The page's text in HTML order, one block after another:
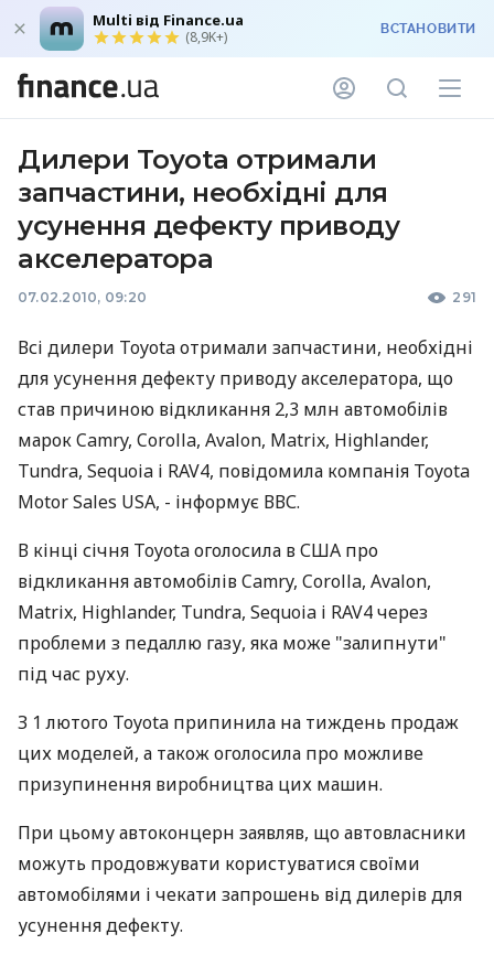
Multi від Finance.ua
(8,9K+) ВСТАНОВИТИ
Дилери Toyota отримали
запчастини, необхідні для
усунення дефекту приводу
акселератора
07.02.2010, 09:20 291
Всі дилери Toyota отримали запчастини, необхідні
для усунення дефекту приводу акселератора, що
став причиною відкликання 2,3 млн автомобілів
марок Camry, Corolla, Avalon, Matrix, Highlander,
Tundra, Sequoia і RAV4, повідомила компанія Toyota
Motor Sales USA, - інформує ВВС.
В кінці січня Toyota оголосила в США про
відкликання автомобілів Camry, Corolla, Avalon,
Matrix, Highlander, Tundra, Sequoia і RAV4 через
проблеми з педаллю газу, яка може "залипнути"
під час руху.
З 1 лютого Toyota припинила на тиждень продаж
цих моделей, а також оголосила про можливе
призупинення виробництва цих машин.
При цьому автоконцерн заявляв, що автовласники
можуть продовжувати користуватися своїми
автомобілями і чекати запрошень від дилерів для
усунення дефекту.